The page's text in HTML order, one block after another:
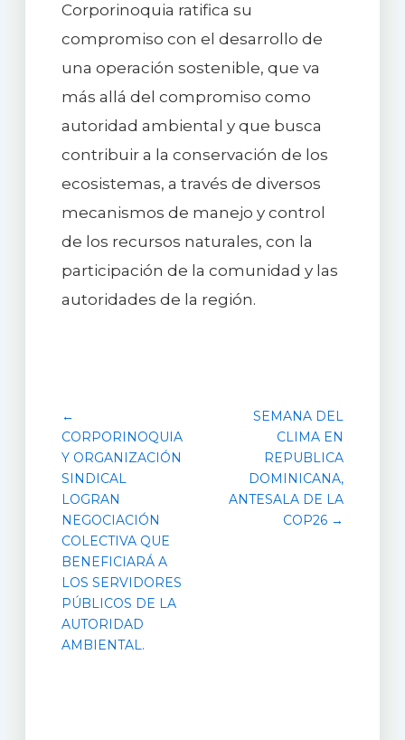
Corporinoquia ratifica su
compromiso con el desarrollo de
una operación sostenible, que va
más allá del compromiso como
autoridad ambiental y que busca
contribuir a la conservación de los
ecosistemas, a través de diversos
mecanismos de manejo y control
de los recursos naturales, con la
participación de la comunidad y las
autoridades de la región.
←
CORPORINOQUIA
Y ORGANIZACIÓN
SINDICAL
LOGRAN
NEGOCIACIÓN
COLECTIVA QUE
BENEFICIARÁ A
LOS SERVIDORES
PÚBLICOS DE LA
AUTORIDAD
AMBIENTAL.
SEMANA DEL
CLIMA EN
REPUBLICA
DOMINICANA,
ANTESALA DE LA
COP26 →